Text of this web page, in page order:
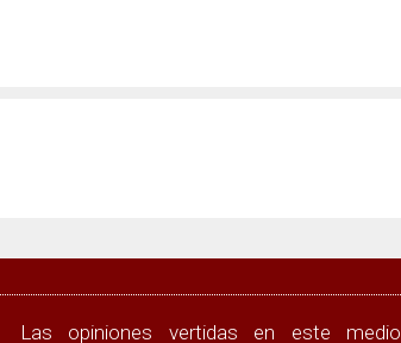
Las opiniones vertidas en este medio